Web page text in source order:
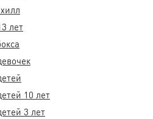
лет
10 лет
3 лет